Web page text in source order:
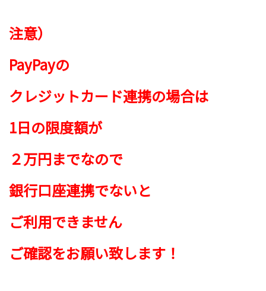
注意）
PayPayの
クレジットカード連携の場合は
1日の限度額が
２万円までなので
銀行口座連携でないと
ご利用できません
ご確認をお願い致します！